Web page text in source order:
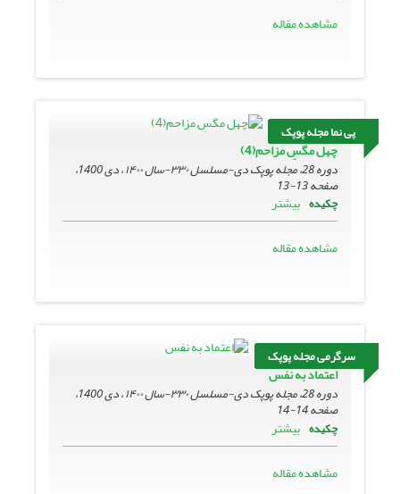
مشاهده مقاله
پی نما مجله پوپک
چهل مگسِ مزاحم(4)
دوره 28، مجله پوپک دی-مسلسل ۳۳۰-سال ۱۴۰۰ ، دی 1400،
صفحه13-13
چکیده بیشتر
مشاهده مقاله
سرگرمی مجله پوپک
اعتماد به نفس
دوره 28، مجله پوپک دی-مسلسل ۳۳۰-سال ۱۴۰۰ ، دی 1400،
صفحه14-14
چکیده بیشتر
مشاهده مقاله